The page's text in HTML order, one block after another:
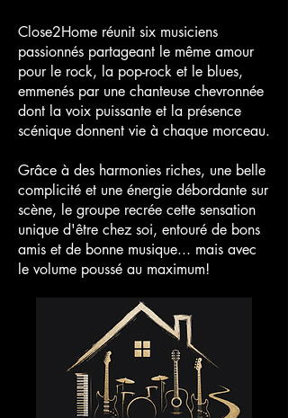
Close2Home réunit six musiciens
passionnés partageant le même amour
pour le rock, la pop-rock et le blues,
emmenés par une chanteuse chevronnée
dont la voix puissante et la présence
scénique donnent vie à chaque morceau.
Grâce à des harmonies riches, une belle
complicité et une énergie débordante sur
scène, le groupe recrée cette sensation
unique d'être chez soi, entouré de bons
amis et de bonne musique... mais avec
le volume poussé au maximum!